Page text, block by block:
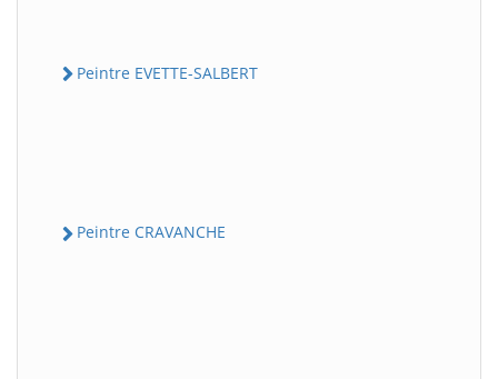
Peintre EVETTE-SALBERT
Peintre CRAVANCHE